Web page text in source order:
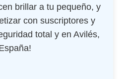
brillar a tu pequeño, y
con suscriptores y
total y en Avilés,